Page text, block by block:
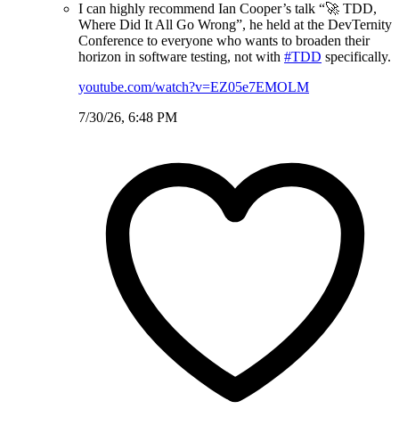
I can highly recommend Ian Cooper’s talk “🚀 TDD,
Where Did It All Go Wrong”, he held at the DevTernity
Conference to everyone who wants to broaden their
horizon in software testing, not with #TDD specifically.
youtube.com/watch?v=EZ05e7EMOLM
7/30/26, 6:48 PM